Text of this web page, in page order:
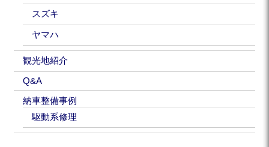
スズキ
ヤマハ
観光地紹介
Q&A
納車整備事例
駆動系修理